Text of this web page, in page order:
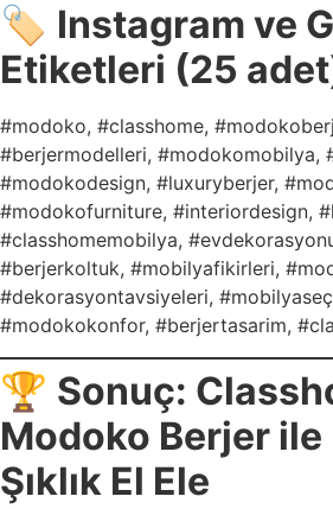
🏷️ Instagram ve
Etiketleri (25
#modoko, #classhome,
#berjermodelleri, #modokomobilya,
#modokodesign, #luxuryberjer,
#modokofurniture, #interiordesign,
#classhomemobilya,
#berjerkoltuk, #mobilyafikirleri,
#dekorasyontavsiyeleri,
#modokokonfor, #berjertasarim,
🏆 Sonuç:
Modoko Berjer ile
Şıklık El Ele